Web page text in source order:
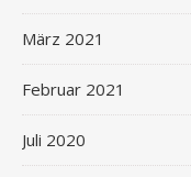
März 2021
Februar 2021
Juli 2020